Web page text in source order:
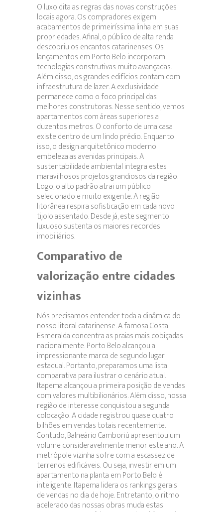
O luxo dita as regras das novas construções
locais agora. Os compradores exigem
acabamentos de primeiríssima linha em suas
propriedades. Afinal, o público de alta renda
descobriu os encantos catarinenses. Os
lançamentos em Porto Belo incorporam
tecnologias construtivas muito avançadas.
Além disso, os grandes edifícios contam com
infraestrutura de lazer. A exclusividade
permanece como o foco principal das
melhores construtoras. Nesse sentido, vemos
apartamentos com áreas superiores a
duzentos metros. O conforto de uma casa
existe dentro de um lindo prédio. Enquanto
isso, o design arquitetônico moderno
embeleza as avenidas principais. A
sustentabilidade ambiental integra estes
maravilhosos projetos grandiosos da região.
Logo, o alto padrão atrai um público
selecionado e muito exigente. A região
litorânea respira sofisticação em cada novo
tijolo assentado. Desde já, este segmento
luxuoso sustenta os maiores recordes
imobiliários.
Comparativo de
valorização entre cidades
vizinhas
Nós precisamos entender toda a dinâmica do
nosso litoral catarinense. A famosa Costa
Esmeralda concentra as praias mais cobiçadas
nacionalmente. Porto Belo alcançou a
impressionante marca de segundo lugar
estadual. Portanto, preparamos uma lista
comparativa para ilustrar o cenário atual.
Itapema alcançou a primeira posição de vendas
com valores multibilionários. Além disso, nossa
região de interesse conquistou a segunda
colocação. A cidade registrou quase quatro
bilhões em vendas totais recentemente.
Contudo, Balneário Camboriú apresentou um
volume consideravelmente menor este ano. A
metrópole vizinha sofre com a escassez de
terrenos edificáveis. Ou seja, investir em um
apartamento na planta em Porto Belo é
inteligente. Itapema lidera os rankings gerais
de vendas no dia de hoje. Entretanto, o ritmo
acelerado das nossas obras muda estas